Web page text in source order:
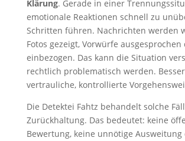
Klärung. Gerade in einer
emotionale Reaktionen schnell zu
Schritten führen. Nachrichten werden
Fotos gezeigt, Vorwürfe
einbezogen. Das kann die Situation
rechtlich problematisch werden.
vertrauliche, kontrollierte
Die Detektei Fahtz behandelt solche
Zurückhaltung. Das bedeutet: keine
Bewertung, keine unnötige Ausweitung